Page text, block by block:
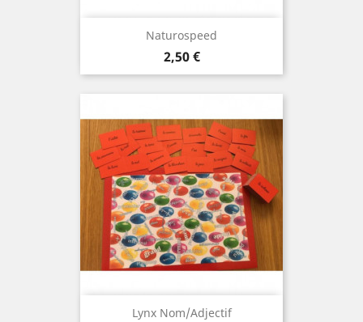
Naturospeed
Prix
2,50 €
Lynx Nom/adjectif